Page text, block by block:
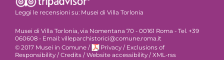
Leggi le recensioni su: Musei di Villa Torlonia
Musei di Villa Torlonia, via Nomentana 70 - 00161 Roma - Tel. +39
060608 - Email: villeparchistorici@comune.roma.it
© 2017 Musei in Comune / Privacy / Exclusions of
Responsibility / Credits / Website accessibility / XML-rss